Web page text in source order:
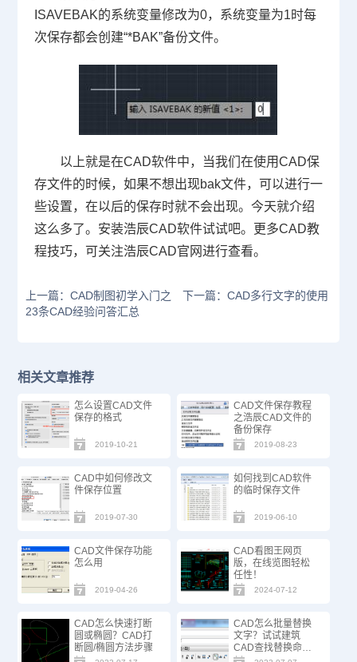
ISAVEBAK的系统变量修改为0，系统变量为1时每
次保存都会创建“*BAK”备份文件。
以上就是在CAD软件中，当我们在使用CAD保
存文件的时候，如果不想出现bak文件，可以进行一
些设置，在以后的保存时就不会出现。今天就介绍
这么多了。安装浩辰CAD软件试试吧。更多CAD教
程技巧，可关注浩辰CAD官网进行查看。
上一篇：CAD制图初学入门之
23条CAD经验问答汇总
下一篇：CAD多行文字的使用
相关文章推荐
怎么设置CAD文件
保存的格式
2019-10-21
CAD文件保存教程
之浩辰CAD文件的
备份保存
2019-08-23
CAD中如何修改文
件保存位置
2019-07-30
如何找到CAD软件
的临时保存文件
2019-06-10
CAD文件保存功能
怎么用
2019-04-26
CAD看图王网页
版，在线览图轻松
任性！
2024-07-12
CAD怎么快速打断
圆或椭圆？CAD打
断圆/椭圆方法步骤
CAD怎么批量替换
文字？试试建筑
CAD查找替换命
令！